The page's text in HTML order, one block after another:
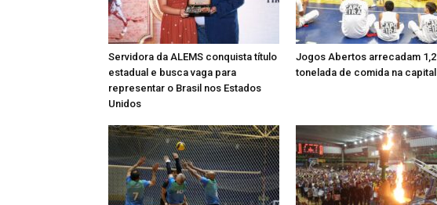
Servidora da ALEMS conquista título
estadual e busca vaga para
representar o Brasil nos Estados
Unidos
Jogos Abertos arrecadam 1,2
tonelada de comida na capital